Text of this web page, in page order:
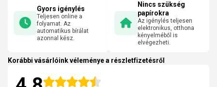
Gyors igénylés
Teljesen online a
folyamat. Az
automatikus bírálat
azonnal kész.
Nincs szükség
papírokra
Az igénylés teljesen
elektronikus, otthona
kényelméből is
elvégezheti.
Korábbi vásárlóink véleménye a részletfizetésről